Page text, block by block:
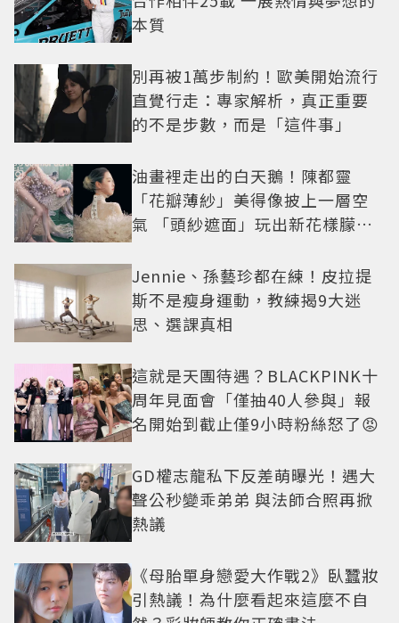
本質
別再被1萬步制約！歐美開始流行
直覺行走：專家解析，真正重要
的不是步數，而是「這件事」
油畫裡走出的白天鵝！陳都靈
「花瓣薄紗」美得像披上一層空
氣 「頭紗遮面」玩出新花樣朦朧
Jennie、孫藝珍都在練！皮拉提
斯不是瘦身運動，教練揭9大迷
思、選課真相
這就是天團待遇？BLACKPINK十
周年見面會「僅抽40人參與」報
名開始到截止僅9小時粉絲怒了😡
GD權志龍私下反差萌曝光！遇大
聲公秒變乖弟弟 與法師合照再掀
熱議
《母胎單身戀愛大作戰2》臥蠶妝
引熱議！為什麼看起來這麼不自